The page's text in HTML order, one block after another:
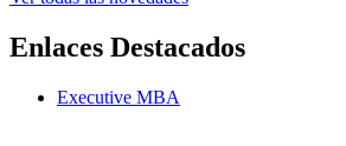
Enlaces Destacados
Executive MBA